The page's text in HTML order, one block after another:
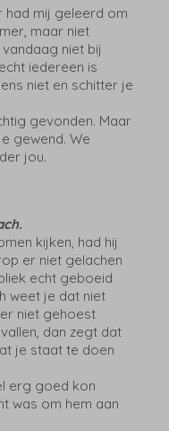
had mij geleerd om
maar niet
niet bij
iedereen is
niet en schitter je
gevonden. Maar
gewend. We
jou.
kijken, had hij
er niet gelachen
echt geboeid
weet je dat niet
niet gehoest
dan zegt dat
je staat te doen
erg goed kon
was om hem aan